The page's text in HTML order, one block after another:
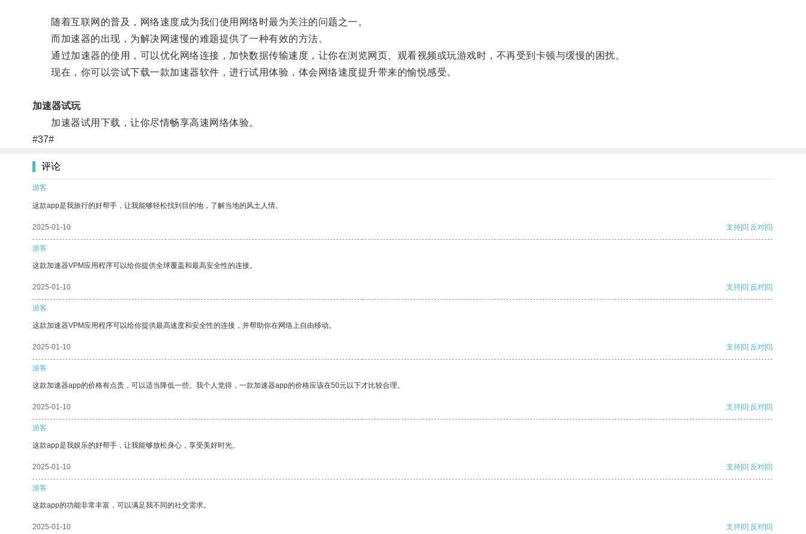
随着互联网的普及，网络速度成为我们使用网络时最为关注的问题之一。
而加速器的出现，为解决网速慢的难题提供了一种有效的方法。
通过加速器的使用，可以优化网络连接，加快数据传输速度，让你在浏览网页、观看视频或玩游戏时，不再受到卡顿与缓慢的困扰。
现在，你可以尝试下载一款加速器软件，进行试用体验，体会网络速度提升带来的愉悦感受。
加速器试玩
加速器试用下载，让你尽情畅享高速网络体验。
#37#
评论
游客
这款app是我旅行的好帮手，让我能够轻松找到目的地，了解当地的风土人情。
2025-01-10 支持[0] 反对[0]
游客
这款加速器VPM应用程序可以给你提供全球覆盖和最高安全性的连接。
2025-01-10 支持[0] 反对[0]
游客
这款加速器VPM应用程序可以给你提供最高速度和安全性的连接，并帮助你在网络上自由移动。
2025-01-10 支持[0] 反对[0]
游客
这款加速器app的价格有点贵，可以适当降低一些。我个人觉得，一款加速器app的价格应该在50元以下才比较合理。
2025-01-10 支持[0] 反对[0]
游客
这款app是我娱乐的好帮手，让我能够放松身心，享受美好时光。
2025-01-10 支持[0] 反对[0]
游客
这款app的功能非常丰富，可以满足我不同的社交需求。
2025-01-10 支持[0] 反对[0]